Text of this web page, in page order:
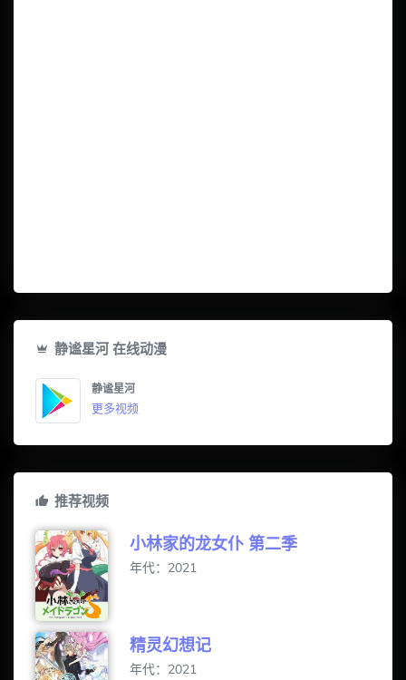
静谧星河 在线动漫
静谧星河
更多视频
推荐视频
小林家的龙女仆 第二季
年代：2021
精灵幻想记
年代：2021